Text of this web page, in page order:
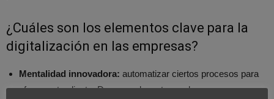
¿Cuáles son los elementos clave para la
digitalización en las empresas?
Mentalidad innovadora: automatizar ciertos procesos para
ofrecer a tu cliente. De un modo u otro, es bueno que vean